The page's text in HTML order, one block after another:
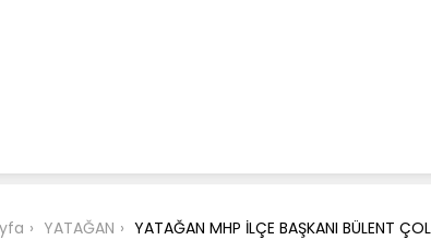
YATAĞAN YATAĞAN MHP İLÇE BAŞKANI BÜLENT